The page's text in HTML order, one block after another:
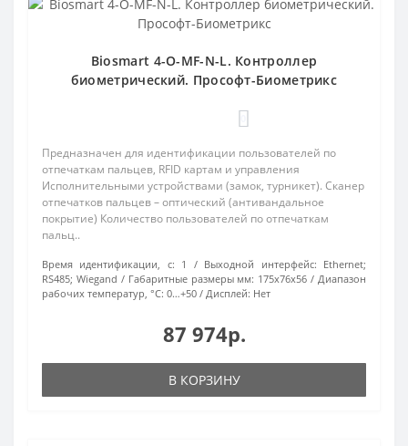
Biosmart 4-O-MF-N-L. Контроллер
биометрический. Прософт-Биометрикс
Предназначен для идентификации пользователей по
отпечаткам пальцев, RFID картам и управления
Исполнительными устройствами (замок, турникет). Сканер
отпечатков пальцев – оптический (антивандальное
покрытие) Количество пользователей по отпечаткам
пальц..
Время идентификации, с: 1 Выходной интерфейс: Ethernet;
RS485; Wiegand
Габаритные размеры мм: 175х76х56
Диапазон
рабочих температур, °С: 0…+50 Дисплей: Нет
87 974р.
В КОРЗИНУ